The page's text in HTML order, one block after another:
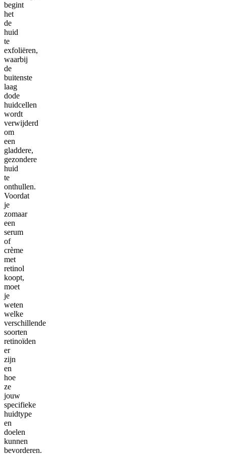
begint
het
de
huid
te
exfoliëren,
waarbij
de
buitenste
laag
dode
huidcellen
wordt
verwijderd
om
een
gladdere,
gezondere
huid
te
onthullen.
Voordat
je
zomaar
een
serum
of
crème
met
retinol
koopt,
moet
je
weten
welke
verschillende
soorten
retinoïden
er
zijn
en
hoe
ze
jouw
specifieke
huidtype
en
doelen
kunnen
bevorderen.